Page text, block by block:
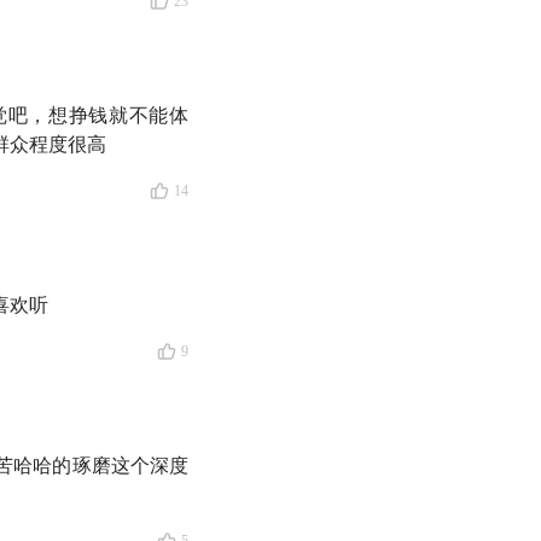
直是被精英忽略的
？
吧，想挣钱就不能体
众程度很高
14
欢听
9
哈哈的琢磨这个深度